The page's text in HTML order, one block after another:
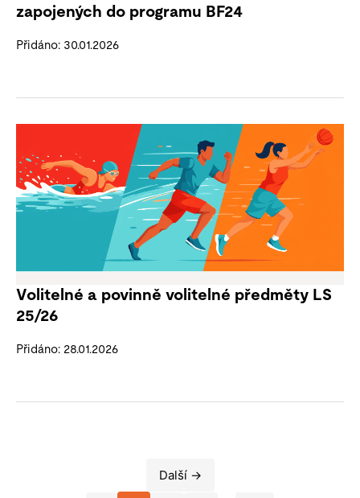
zapojených do programu BF24
Přidáno: 30.01.2026
Volitelné a povinně volitelné předměty LS
25/26
Přidáno: 28.01.2026
Další →